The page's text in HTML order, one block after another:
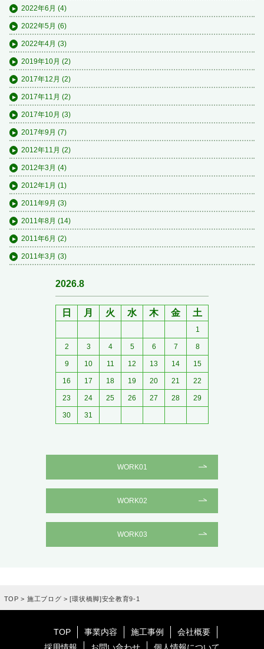
2022年6月 (4)
2022年5月 (6)
2022年4月 (3)
2019年10月 (2)
2017年12月 (2)
2017年11月 (2)
2017年10月 (3)
2017年9月 (7)
2012年11月 (2)
2012年3月 (4)
2012年1月 (1)
2011年9月 (3)
2011年8月 (14)
2011年6月 (2)
2011年3月 (3)
2026.8
日 月 火 水 木 金 土
1
2 3 4 5 6 7 8
9 10 11 12 13 14 15
16 17 18 19 20 21 22
23 24 25 26 27 28 29
30 31
WORK01
WORK02
WORK03
TOP > 施工ブログ >[環状橋脚]安全教育9-1
TOP 事業内容 施工事例
会社概要